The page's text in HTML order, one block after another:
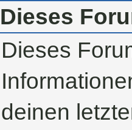
Dieses
Dieses
deinen